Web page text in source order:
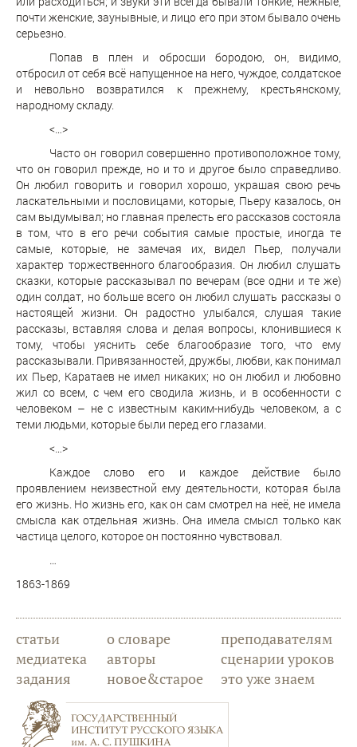
почти женские, заунывные, и лицо его при этом бывало очень
серьезно.
Попав в плен и обросши бородою, он, видимо,
отбросил от себя всё напущенное на него, чуждое, солдатское
и невольно возвратился к прежнему, крестьянскому,
народному складу.
<…>
Часто он говорил совершенно противоположное тому,
что он говорил прежде, но и то и другое было справедливо.
Он любил говорить и говорил хорошо, украшая свою речь
ласкательными и пословицами, которые, Пьеру казалось, он
сам выдумывал; но главная прелесть его рассказов состояла
в том, что в его речи события самые простые, иногда те
самые, которые, не замечая их, видел Пьер, получали
характер торжественного благообразия. Он любил слушать
сказки, которые рассказывал по вечерам (все одни и те же)
один солдат, но больше всего он любил слушать рассказы о
настоящей жизни. Он радостно улыбался, слушая такие
рассказы, вставляя слова и делая вопросы, клонившиеся к
тому, чтобы уяснить себе благообразие того, что ему
рассказывали. Привязанностей, дружбы, любви, как понимал
их Пьер, Каратаев не имел никаких; но он любил и любовно
жил со всем, с чем его сводила жизнь, и в особенности с
человеком – не с известным каким-нибудь человеком, а с
теми людьми, которые были перед его глазами.
<…>
Каждое слово его и каждое действие было
проявлением неизвестной ему деятельности, которая была
его жизнь. Но жизнь его, как он сам смотрел на неё, не имела
смысла как отдельная жизнь. Она имела смысл только как
частица целого, которое он постоянно чувствовал.
…
1863-1869
статьи
медиатека
задания
о словаре
авторы
новое&старое
преподавателям
сценарии уроков
это уже знаем